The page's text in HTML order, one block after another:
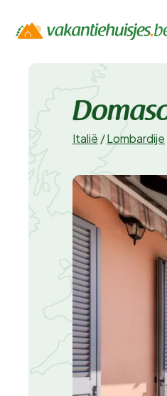
Italië /Lombardije